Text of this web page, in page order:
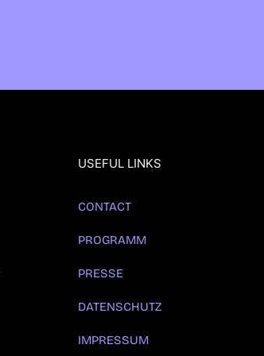
USEFUL LINKS
CONTACT
PROGRAMM
PRESSE
DATENSCHUTZ
IMPRESSUM